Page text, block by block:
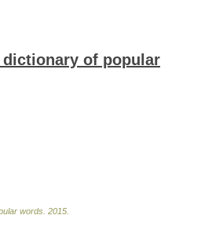
of popular
words 2015